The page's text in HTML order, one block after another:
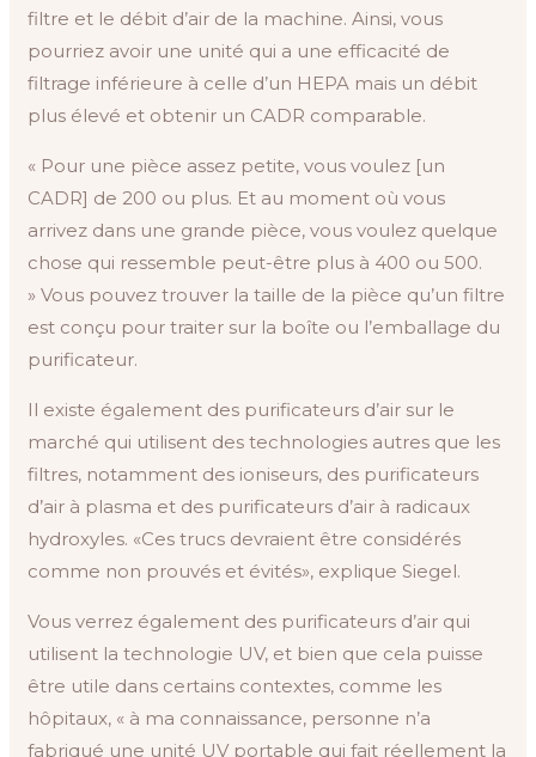
filtre et le débit d’air de la machine. Ainsi, vous
pourriez avoir une unité qui a une efficacité de
filtrage inférieure à celle d’un HEPA mais un débit
plus élevé et obtenir un CADR comparable.
« Pour une pièce assez petite, vous voulez [un
CADR] de 200 ou plus. Et au moment où vous
arrivez dans une grande pièce, vous voulez quelque
chose qui ressemble peut-être plus à 400 ou 500.
» Vous pouvez trouver la taille de la pièce qu’un filtre
est conçu pour traiter sur la boîte ou l’emballage du
purificateur.
Il existe également des purificateurs d’air sur le
marché qui utilisent des technologies autres que les
filtres, notamment des ioniseurs, des purificateurs
d’air à plasma et des purificateurs d’air à radicaux
hydroxyles. «Ces trucs devraient être considérés
comme non prouvés et évités», explique Siegel.
Vous verrez également des purificateurs d’air qui
utilisent la technologie UV, et bien que cela puisse
être utile dans certains contextes, comme les
hôpitaux, « à ma connaissance, personne n’a
fabriqué une unité UV portable qui fait réellement la